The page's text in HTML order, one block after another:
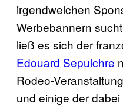
irgendwelchen
Werbebannern
ließ es sich der
Edouard Sepulchre
Rodeo-
und einige der